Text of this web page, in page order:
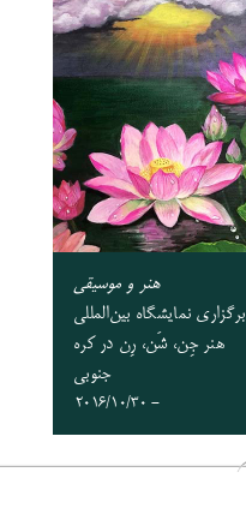
هنر و موسیقی
برگزاری نمایشگاه بین‌المللی
هنر جِن، شَن، رِن در کره
جنوبی
- 2016/10/30